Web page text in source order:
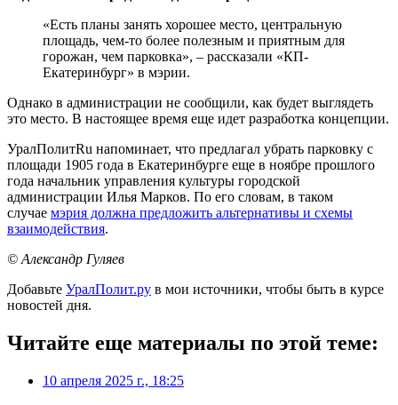
«Есть планы занять хорошее место, центральную
площадь, чем-то более полезным и приятным для
горожан, чем парковка», – рассказали «КП-
Екатеринбург» в мэрии.
Однако в администрации не сообщили, как будет выглядеть
это место. В настоящее время еще идет разработка концепции.
УралПолитRu напоминает, что предлагал убрать парковку с
площади 1905 года в Екатеринбурге еще в ноябре прошлого
года начальник управления культуры городской
администрации Илья Марков. По его словам, в таком
случае мэрия должна предложить альтернативы и схемы
взаимодействия.
© Александр Гуляев
Добавьте УралПолит.ру в мои источники, чтобы быть в курсе
новостей дня.
Читайте еще материалы по этой теме:
10 апреля 2025 г., 18:25